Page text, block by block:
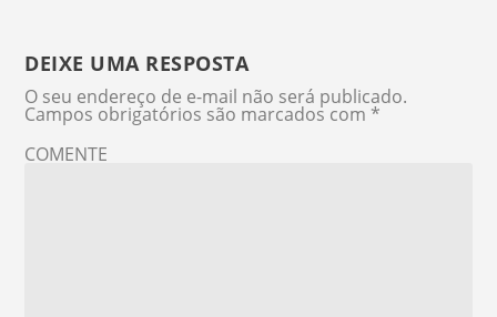
DEIXE UMA RESPOSTA
O seu endereço de e-mail não será publicado.
Campos obrigatórios são marcados com *
COMENTE